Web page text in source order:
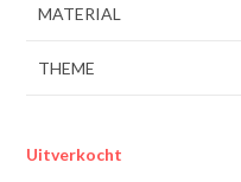
MATERIAL
THEME
Uitverkocht